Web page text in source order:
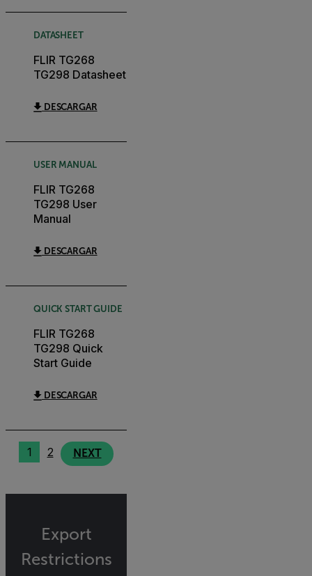
DATASHEET
FLIR TG268
TG298 Datasheet
DESCARGAR
USER MANUAL
FLIR TG268
TG298 User
Manual
DESCARGAR
QUICK START GUIDE
FLIR TG268
TG298 Quick
Start Guide
DESCARGAR
1 2 NEXT
Export
Restrictions